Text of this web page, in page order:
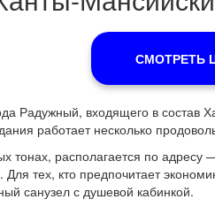
СМОТРЕТЬ
Радужный, входящего в состав
работает несколько
тонах, располагается по
тех, кто предпочитает
санузел с душевой кабинкой.